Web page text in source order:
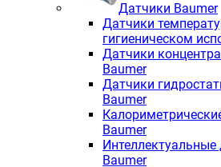
Датчики Baumer
Датчики
гигиеническом
Датчики
Baumer
Датчики
Baumer
Baumer
Baumer